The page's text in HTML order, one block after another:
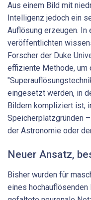
Aus einem Bild mit
Intelligenz jedoch ein
Auflösung erzeugen. In
veröffentlichten
Forscher der Duke
effiziente Methode, um
eingesetzt werden, in
Bildern kompliziert ist,
Speicherplatzgründen
der Astronomie oder
Neuer Ansatz,
Bisher wurden für
eines